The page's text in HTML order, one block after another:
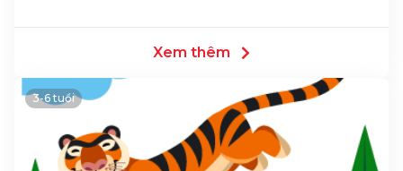
Xem thêm
3-6 tuổi